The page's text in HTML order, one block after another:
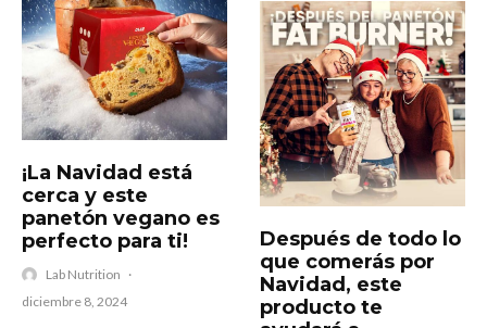
¡La Navidad está
cerca y este
panetón vegano es
perfecto para ti!
Lab Nutrition ·
diciembre 8, 2024
Después de todo lo
que comerás por
Navidad, este
producto te